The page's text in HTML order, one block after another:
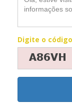
Digite o